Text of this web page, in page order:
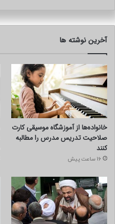
آخرین نوشته ها
خانواده‌ها از آموزشگاه موسیقی کارت
صلاحیت تدریس مدرس را مطالبه
کنند
16 ساعت پیش